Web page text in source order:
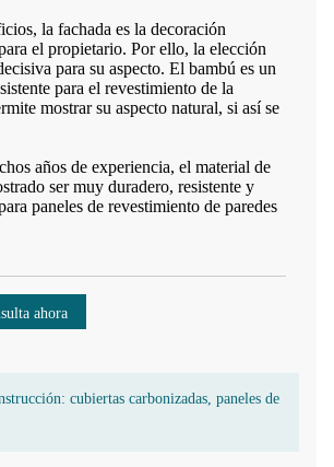
la fachada es la decoración
el propietario. Por ello, la elección
para su aspecto. El bambú es un
para el revestimiento de la
mostrar su aspecto natural, si así se
años de experiencia, el material de
ser muy duradero, resistente y
paneles de revestimiento de paredes
ahora
cubiertas carbonizadas, paneles de